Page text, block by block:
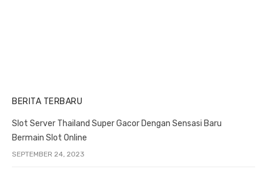
BERITA TERBARU
Slot Server Thailand Super Gacor Dengan Sensasi Baru
Bermain Slot Online
SEPTEMBER 24, 2023